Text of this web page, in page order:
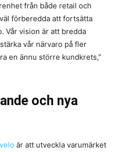
från både retail och
förberedda att fortsätta
Vår vision är att bredda
vår närvaro på fler
en ännu större kundkrets,”
och nya
är att utveckla varumärket